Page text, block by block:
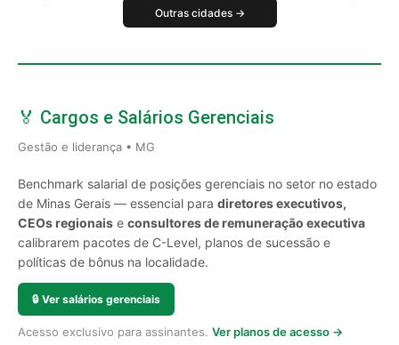
Outras cidades →
🏅 Cargos e Salários Gerenciais
Gestão e liderança • MG
Benchmark salarial de posições gerenciais no setor no estado
de Minas Gerais — essencial para diretores executivos,
CEOs regionais e consultores de remuneração executiva
calibrarem pacotes de C-Level, planos de sucessão e
políticas de bônus na localidade.
🔒 Ver salários gerenciais
Acesso exclusivo para assinantes. Ver planos de acesso →